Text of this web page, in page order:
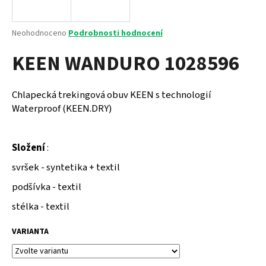
Průměrné
produktu
je
z
5
hvězdiček.
Neohodnoceno Podrobnosti hodnocení
KEEN WANDURO 1028596
Chlapecká trekingová obuv KEEN s technologií
Waterproof (KEEN.DRY)
Složení:
svršek - syntetika + textil
podšívka - textil
stélka - textil
VARIANTA
j
t
?
D
o
o
r
u